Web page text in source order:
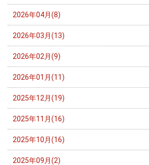
2026年04月(8)
2026年03月(13)
2026年02月(9)
2026年01月(11)
2025年12月(19)
2025年11月(16)
2025年10月(16)
2025年09月(2)